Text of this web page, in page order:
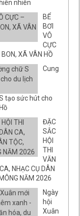
nhiên
BỂ
BƠI
VÔ
CỰC
XÃ VÂN HỒ
Cung
tạo sức hút cho
ĐẶC
SẮC
HỘI
THI
VĂN
NHẠC CỤ DÂN
NĂM 2026
Ngày
hội
Xuân